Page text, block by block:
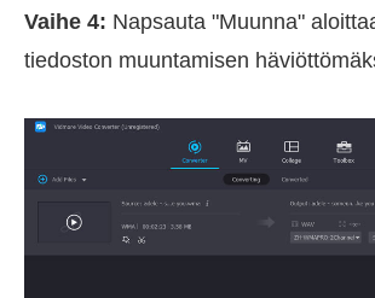
Vaihe 4: Napsauta "Muunna"
tiedoston muuntamisen